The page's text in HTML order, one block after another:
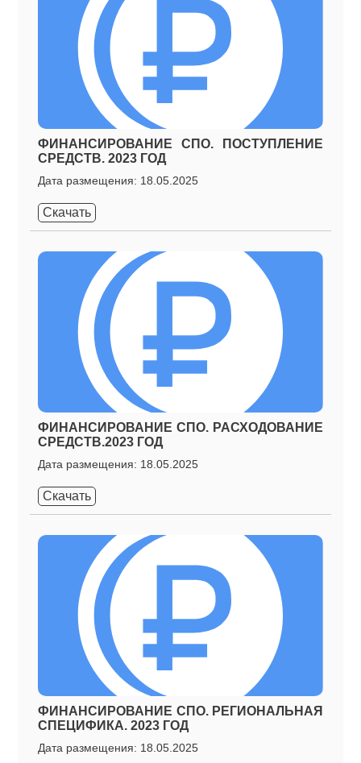
ФИНАНСИРОВАНИЕ СПО. ПОСТУПЛЕНИЕ
СРЕДСТВ. 2023 ГОД
Дата размещения: 18.05.2025
Скачать
ФИНАНСИРОВАНИЕ СПО. РАСХОДОВАНИЕ
СРЕДСТВ.2023 ГОД
Дата размещения: 18.05.2025
Скачать
ФИНАНСИРОВАНИЕ СПО. РЕГИОНАЛЬНАЯ
СПЕЦИФИКА. 2023 ГОД
Дата размещения: 18.05.2025